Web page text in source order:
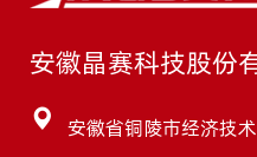
安徽晶赛科技股份
安徽省铜陵市经济技